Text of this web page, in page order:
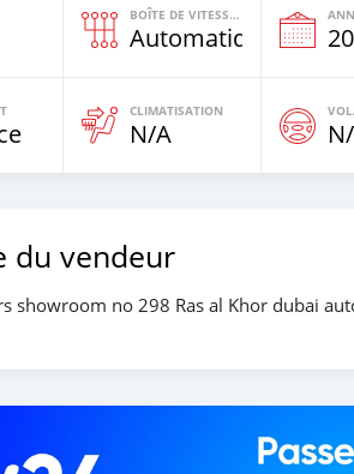
BOÎTE DE VITESSES
Automatique
CLIMATISATION
N/A
du vendeur
showroom no 298 Ras al Khor dubai